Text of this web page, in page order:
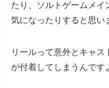
たり、ソルトゲームメイ
気になったりすると思い
リールって意外とキャ
が付着してしまうんです